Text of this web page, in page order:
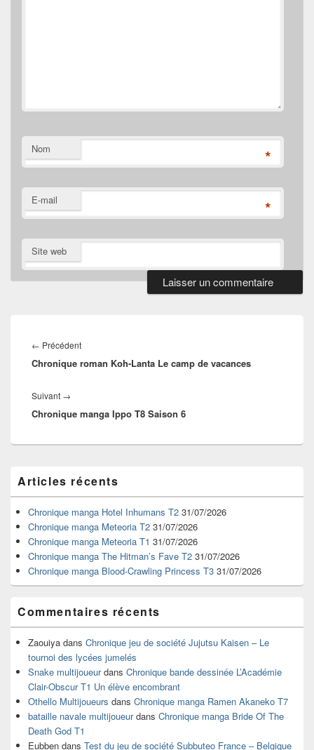
Nom *
E-mail *
Site web
de
l’article
← PrécédentArticle
précédent :
Chronique roman Koh-Lanta Le camp de vacances
Suivant →
suivant :
Chronique manga Ippo T8 Saison 6
principale
de
widget
pour
barre
latérale
Articles récents
Chronique manga Hotel Inhumans T2 31/07/2026
Chronique manga Meteoria T2 31/07/2026
Chronique manga Meteoria T1 31/07/2026
Chronique manga The Hitman’s Fave T2 31/07/2026
Chronique manga Blood-Crawling Princess T3 31/07/2026
Commentaires récents
Zaouiya dans Chronique jeu de société Jujutsu Kaisen – Le
tournoi des lycées jumelés
Snake multijoueurdans Chronique bande dessinée L’Académie
Clair-Obscur T1 Un élève encombrant
Othello Multijoueurs dans Chronique manga Ramen Akaneko T7
bataille navale multijoueurdans Chronique manga Bride Of The
Death God T1
Eubben dans Test du jeu de société Subbuteo France – Belgique